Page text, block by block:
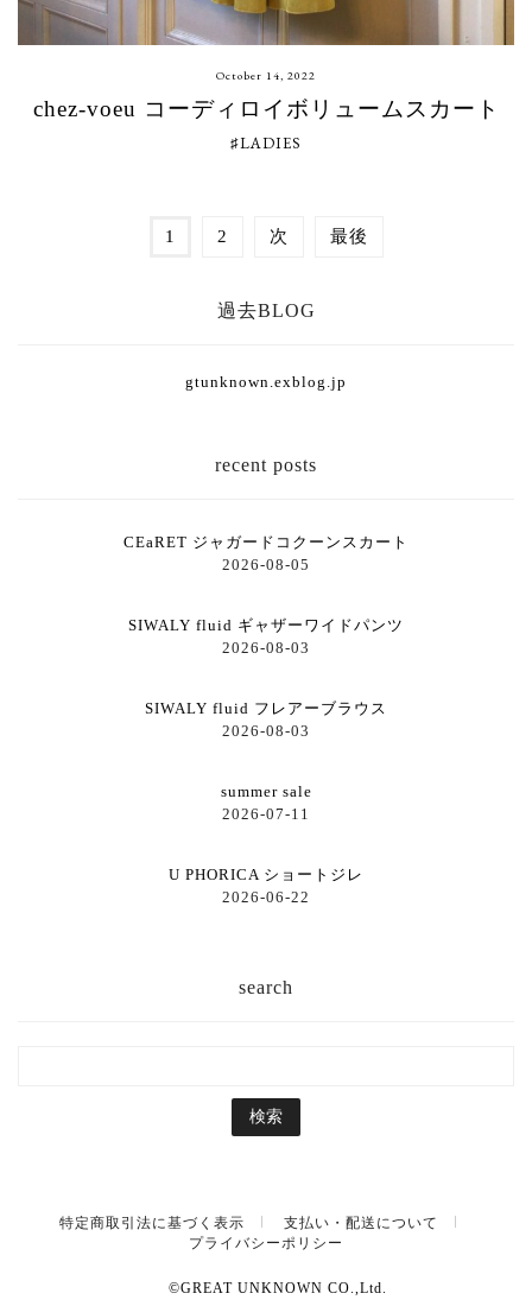
October 14, 2022
chez-voeu コーディロイボリュームスカート
♯LADIES
1 2 次 最後
過去BLOG
gtunknown.exblog.jp
recent posts
CEaRET ジャガードコクーンスカート
2026-08-05
SIWALY fluid ギャザーワイドパンツ
2026-08-03
SIWALY fluid フレアーブラウス
2026-08-03
summer sale
2026-07-11
U PHORICA ショートジレ
2026-06-22
search
特定商取引法に基づく表示
支払い・配送について
プライバシーポリシー
©GREAT UNKNOWN CO.,Ltd.